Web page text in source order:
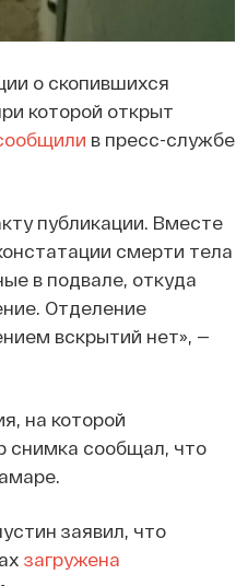
о скопившихся
которой открыт
в пресс-службе
публикации. Вместе
смерти тела
в подвале, откуда
Отделение
вскрытий нет», —
на которой
снимка сообщал, что
заявил, что
загружена